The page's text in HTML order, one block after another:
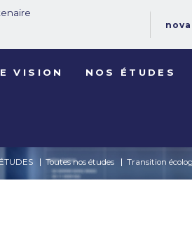
VISION NOS ÉTUDES
Toutes nos études Transition